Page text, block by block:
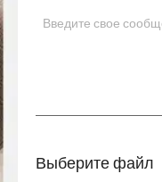
Выберите файл